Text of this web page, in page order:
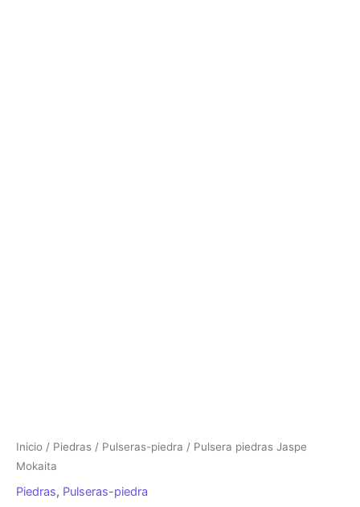
Inicio / Piedras / Pulseras-piedra / Pulsera piedras Jaspe
Mokaita
Piedras, Pulseras-piedra